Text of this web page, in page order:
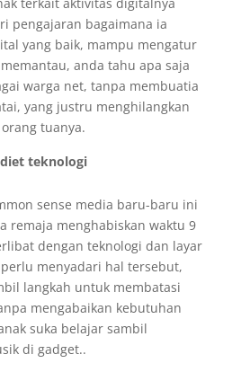
pengajaran bagaimana ia
yang baik, mampu mengatur
anda tahu apa saja
warga net, tanpa membuatia
yang justru menghilangkan
tuanya.
teknologi
sense media baru-baru ini
remaja menghabiskan waktu 9
dengan teknologi dan layar
menyadari hal tersebut,
langkah untuk membatasi
mengabaikan kebutuhan
suka belajar sambil
di gadget..